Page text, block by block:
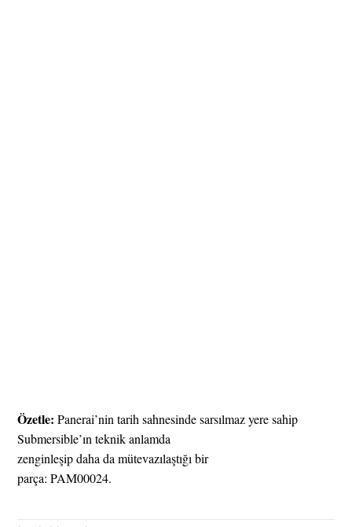
Özetle:Panerai’nin tarih sahnesinde sarsılmaz yere sahip
Submersible’ın teknik anlamda
zenginleşip daha da mütevazılaştığı bir
parça: PAM00024.